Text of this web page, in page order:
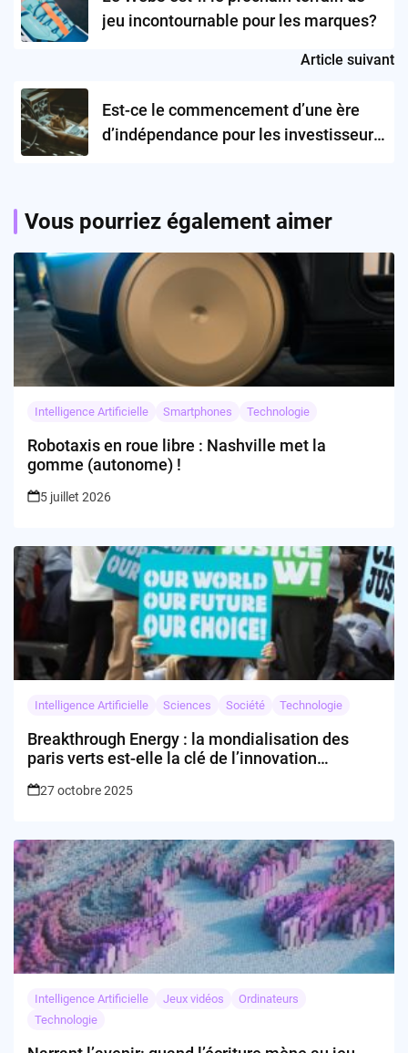
jeu incontournable pour les marques?
Article suivant
Est-ce le commencement d’une ère
d’indépendance pour les investisseurs
Vous pourriez également aimer
Intelligence Artificielle Smartphones Technologie
Robotaxis en roue libre : Nashville met la
gomme (autonome) !
5 juillet 2026
Intelligence Artificielle Sciences Société Technologie
Breakthrough Energy : la mondialisation des
paris verts est-elle la clé de l’innovation
27 octobre 2025
Intelligence Artificielle Jeux vidéos
Ordinateurs
Technologie